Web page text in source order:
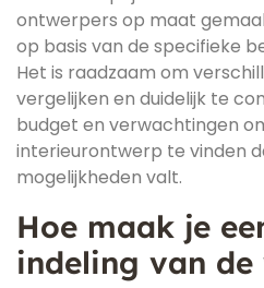
ontwerpers op maat
op basis van de specifieke
Het is raadzaam om
vergelijken en duidelijk te
budget en verwachtingen
interieurontwerp te vinden
mogelijkheden valt.
Hoe maak je
indeling van de